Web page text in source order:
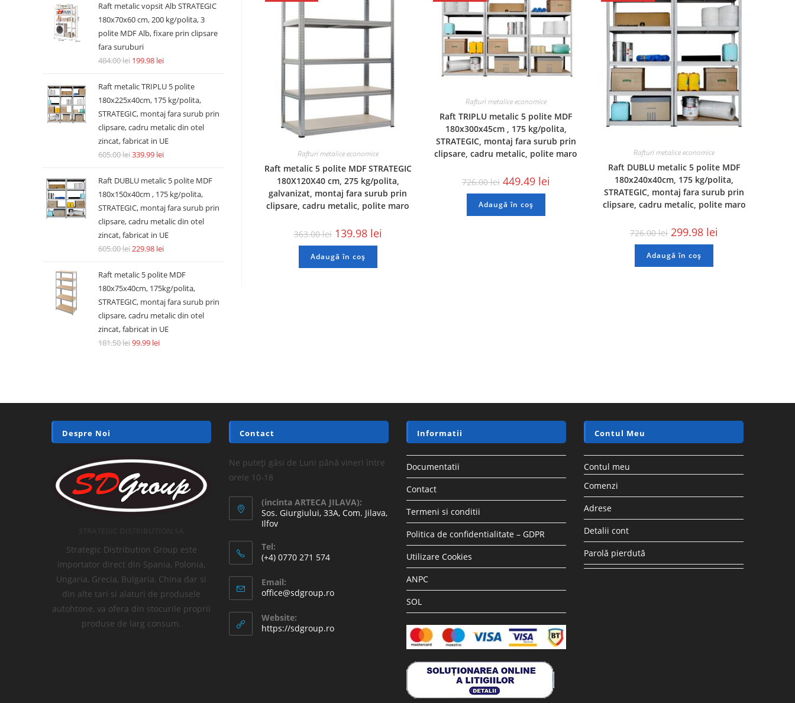
Rafturi metalice economice
Raft metalic 5 polite MDF STRATEGIC
180X120X40 cm, 275 kg/polita,
galvanizat, montaj fara surub prin
clipsare, cadru metalic, polite maro
363.00lei 139.98 lei
Adaugă în coș
Rafturi metalice economice
Raft TRIPLU metalic 5 polite MDF
180x300x45cm , 175 kg/polita,
STRATEGIC, montaj fara surub prin
clipsare, cadru metalic, polite maro
726.00lei 449.49 lei
Adaugă în coș
Rafturi metalice economice
Raft DUBLU metalic 5 polite MDF
180x240x40cm, 175 kg/polita,
STRATEGIC, montaj fara surub prin
clipsare, cadru metalic, polite maro
726.00lei 299.98 lei
Adaugă în coș
Raft metalic vopsit Alb STRATEGIC
180x70x60 cm, 200 kg/polita, 3
polite MDF Alb, fixare prin clipsare
fara suruburi
484.00lei 199.98 lei
Raft metalic TRIPLU 5 polite
180x225x40cm, 175 kg/polita,
STRATEGIC, montaj fara surub prin
clipsare, cadru metalic din otel
zincat, fabricat in UE
605.00lei339.99 lei
Raft DUBLU metalic 5 polite MDF
180x150x40cm , 175 kg/polita,
STRATEGIC, montaj fara surub prin
clipsare, cadru metalic din otel
zincat, fabricat in UE
605.00lei229.98 lei
Raft metalic 5 polite MDF
180x75x40cm, 175kg/polita,
STRATEGIC, montaj fara surub prin
clipsare, cadru metalic din otel
zincat, fabricat in UE
181.50lei99.99 lei
Despre Noi
Strategic Distribution Group este
importator direct din Spania, Polonia,
Ungaria, Grecia, Bulgaria, China dar si
din alte tari si alaturi de produsele
autohtone, va ofera din stocurile proprii
produse de larg consum.
Contact
Ne puteți găsi de Luni până vineri între
orele 10-18
(incinta ARTECA JILAVA):
Sos. Giurgiului, 33A, Com. Jilava,
Ilfov
Tel:
(+4) 0770 271 574
Email:
office@sdgroup.ro
Website:
https://sdgroup.ro
Informatii
Documentatii
Contact
Termeni si conditii
Politica de confidentialitate – GDPR
Utilizare Cookies
ANPC
SOL
Contul Meu
Contul meu
Comenzi
Adrese
Detalii cont
Parolă pierdută